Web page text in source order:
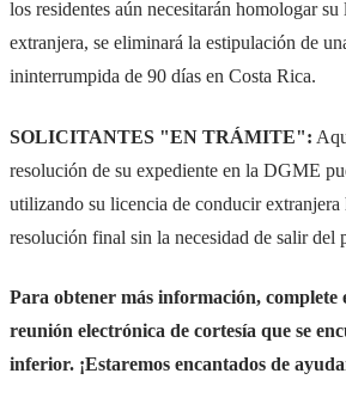
los residentes aún necesitarán homologar
extranjera, se eliminará la estipulación de
ininterrumpida de 90 días en Costa Rica.
SOLICITANTES "EN TRÁMITE":
resolución de su expediente en la DGME
utilizando su licencia de conducir extranjera
resolución final sin la necesidad de salir del
Para obtener más información,
reunión electrónica de cortesía que se
inferior. ¡Estaremos encantados de